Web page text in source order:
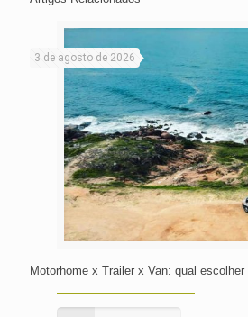
3 de agosto de 2026
Motorhome x Trailer x Van: qual